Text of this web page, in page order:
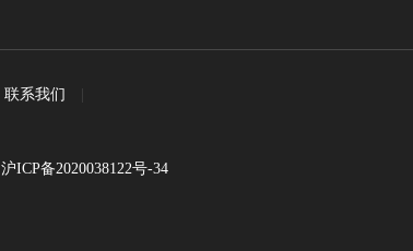
联系我们
沪ICP备2020038122号-34